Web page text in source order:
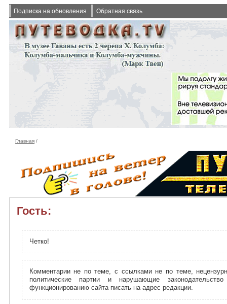
Подписка на обновления Обратная связь
Главная /
Гость:
Четко!
Комментарии не по теме, с ссылками не по теме,
политические партии и нарушающие
функционированию сайта писать на адрес редакции.